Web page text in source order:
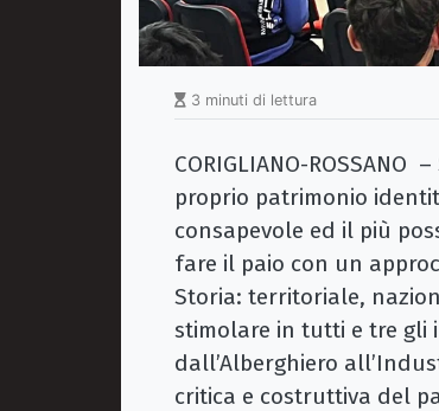
3 minuti di lettura
CORIGLIANO-
proprio patrimonio
consapevole ed il più
fare il paio con un
Storia: territoriale,
stimolare in tutti e tre gli
dall’Alberghiero
critica e costruttiva del